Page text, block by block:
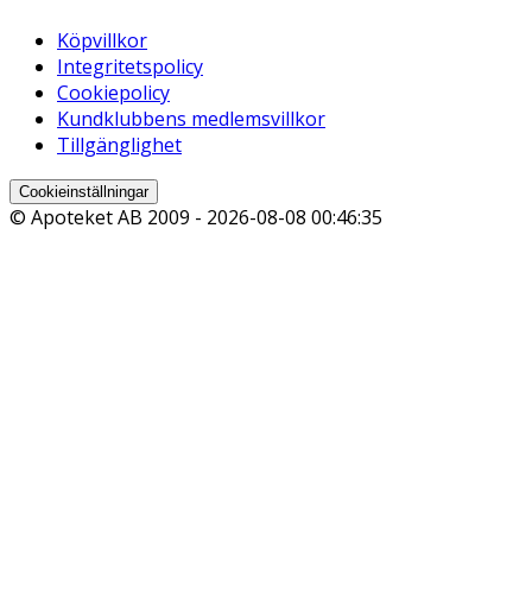
Köpvillkor
Integritetspolicy
Cookiepolicy
Kundklubbens medlemsvillkor
Tillgänglighet
Cookieinställningar
© Apoteket AB 2009 - 2026-08-08 00:46:35